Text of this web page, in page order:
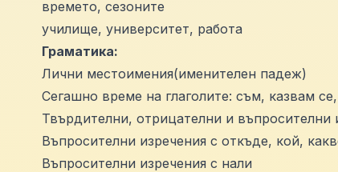
времето, сезоните
училище, университет, работа
Граматика:
Лични местоимения(именителен падеж)
Сегашно време на глаголите: съм, казвам
Твърдителни, отрицателни и въпросителни
Въпросителни изречения с откъде, кой,
Въпросителни изречения с нали